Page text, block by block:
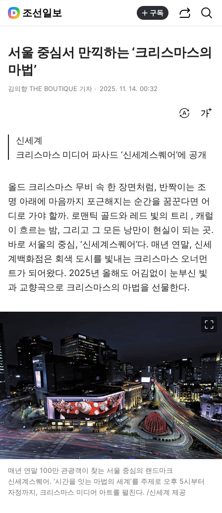
조선일보 구독
서울 중심서 만끽하는 ‘크리스마스의
마법’
김의향 THE BOUTIQUE 기자 2025. 11. 14. 00:32
신세계
크리스마스 미디어 파사드 ‘신세계스퀘어’에 공개
올드 크리스마스 무비 속 한 장면처럼, 반짝이는 조
명 아래에 마음까지 포근해지는 순간을 꿈꾼다면 어
디로 가야 할까. 로맨틱 골드와 레드 빛의 트리 , 캐럴
이 흐르는 밤, 그리고 그 모든 낭만이 현실이 되는 곳.
바로 서울의 중심, ‘신세계스퀘어’다. 매년 연말, 신세
계백화점은 회색 도시를 빛내는 크리스마스 오너먼
트가 되어왔다. 2025년 올해도 어김없이 눈부신 빛
과 교향곡으로 크리스마스의 마법을 선물한다.
매년 연말 100만 관광객이 찾는 서울 중심의 랜드마크
신세계스퀘어. ‘시간을 잇는 마법의 세계’를 주제로 오후 5시부터
자정까지, 크리스마스 미디어 아트를 펼친다. /신세계 제공